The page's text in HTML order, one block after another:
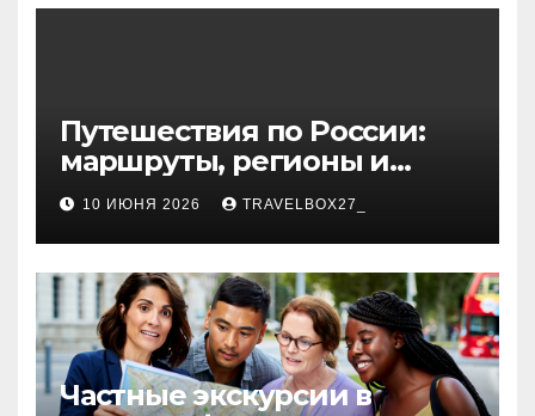
волокна
Путешествия по России:
маршруты, регионы и
особенности поездок
10 ИЮНЯ 2026 TRAVELBOX27_
Частные экскурсии в